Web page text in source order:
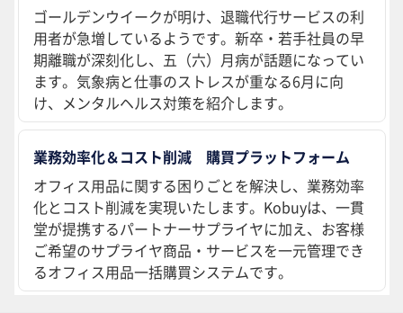
ゴールデンウイークが明け、退職代行サービスの利
用者が急増しているようです。新卒・若手社員の早
期離職が深刻化し、五（六）月病が話題になってい
ます。気象病と仕事のストレスが重なる6月に向
け、メンタルヘルス対策を紹介します。
業務効率化＆コスト削減 購買プラットフォーム
オフィス用品に関する困りごとを解決し、業務効率
化とコスト削減を実現いたします。Kobuyは、一貫
堂が提携するパートナーサプライヤに加え、お客様
ご希望のサプライヤ商品・サービスを一元管理でき
るオフィス用品一括購買システムです。